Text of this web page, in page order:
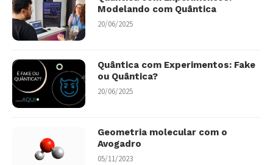
Modelando com Quântica
20/06/2025
Quântica com Experimentos: Fake
ou Quântica?
20/06/2025
Geometria molecular com o
Avogadro
05/11/2023